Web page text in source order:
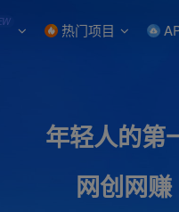
热门项目
年轻人的第
网创网